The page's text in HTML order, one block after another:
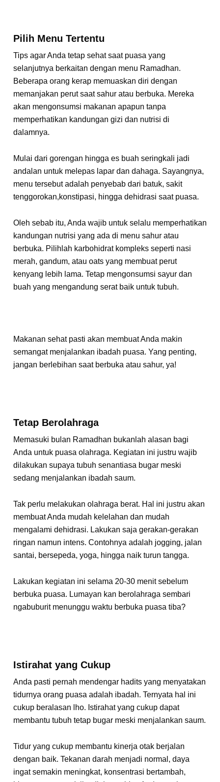
Pilih Menu Tertentu
Tips agar Anda tetap sehat saat puasa yang
selanjutnya berkaitan dengan menu Ramadhan.
Beberapa orang kerap memuaskan diri dengan
memanjakan perut saat sahur atau berbuka. Mereka
akan mengonsumsi makanan apapun tanpa
memperhatikan kandungan gizi dan nutrisi di
dalamnya.
Mulai dari gorengan hingga es buah seringkali jadi
andalan untuk melepas lapar dan dahaga. Sayangnya,
menu tersebut adalah penyebab dari batuk, sakit
tenggorokan,konstipasi, hingga dehidrasi saat puasa.
Oleh sebab itu, Anda wajib untuk selalu memperhatikan
kandungan nutrisi yang ada di menu sahur atau
berbuka. Pilihlah karbohidrat kompleks seperti nasi
merah, gandum, atau oats yang membuat perut
kenyang lebih lama. Tetap mengonsumsi sayur dan
buah yang mengandung serat baik untuk tubuh.
Makanan sehat pasti akan membuat Anda makin
semangat menjalankan ibadah puasa. Yang penting,
jangan berlebihan saat berbuka atau sahur, ya!
Tetap Berolahraga
Memasuki bulan Ramadhan bukanlah alasan bagi
Anda untuk puasa olahraga. Kegiatan ini justru wajib
dilakukan supaya tubuh senantiasa bugar meski
sedang menjalankan ibadah saum.
Tak perlu melakukan olahraga berat. Hal ini justru akan
membuat Anda mudah kelelahan dan mudah
mengalami dehidrasi. Lakukan saja gerakan-gerakan
ringan namun intens. Contohnya adalah jogging, jalan
santai, bersepeda, yoga, hingga naik turun tangga.
Lakukan kegiatan ini selama 20-30 menit sebelum
berbuka puasa. Lumayan kan berolahraga sembari
ngabuburit menunggu waktu berbuka puasa tiba?
Istirahat yang Cukup
Anda pasti pernah mendengar hadits yang menyatakan
tidurnya orang puasa adalah ibadah. Ternyata hal ini
cukup beralasan lho. Istirahat yang cukup dapat
membantu tubuh tetap bugar meski menjalankan saum.
Tidur yang cukup membantu kinerja otak berjalan
dengan baik. Tekanan darah menjadi normal, daya
ingat semakin meningkat, konsentrasi bertambah,